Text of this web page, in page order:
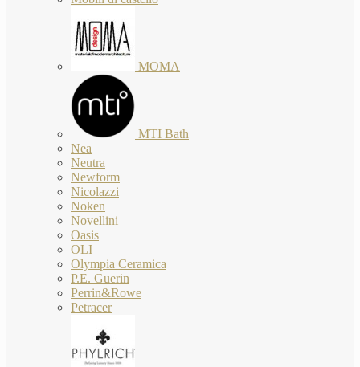
MOMA
MTI Bath
Nea
Neutra
Newform
Nicolazzi
Noken
Novellini
Oasis
OLI
Olympia Ceramica
P.E. Guerin
Perrin&Rowe
Petracer